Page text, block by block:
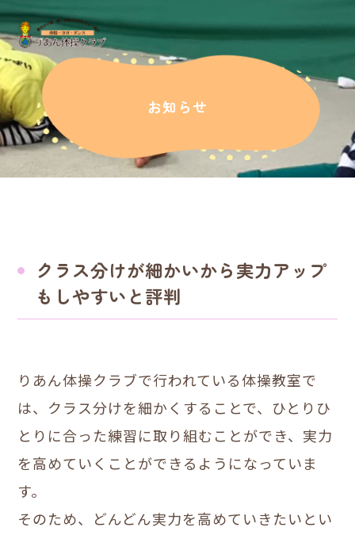
お知らせ
クラス分けが細かいから実力アップ
もしやすいと評判
りあん体操クラブで行われている体操教室で
は、クラス分けを細かくすることで、ひとりひ
とりに合った練習に取り組むことができ、実力
を高めていくことができるようになっていま
す。
そのため、どんどん実力を高めていきたいとい